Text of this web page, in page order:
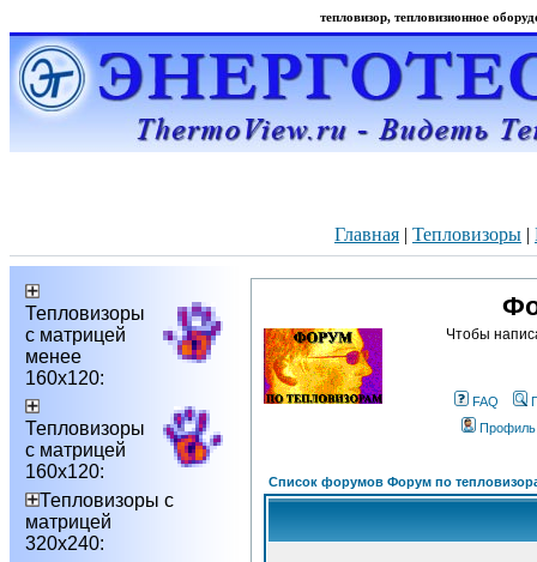
тепловизор, тепловизионное
Главная | Тепловизоры |
Тепловизоры
с матрицей
менее
160х120:
Тепловизоры
с матрицей
160х120:
Тепловизоры с
матрицей
320х240:
Чтобы
FAQ
Профиль
Список форумов Форум по